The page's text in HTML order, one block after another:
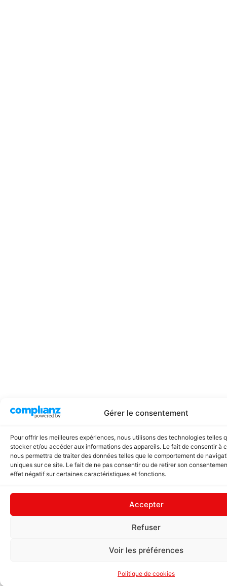
Gérer le consentement
Pour offrir les meilleures expériences, nous utilisons des technologies telles
stocker et/ou accéder aux informations des appareils. Le fait de consentir à
nous permettra de traiter des données telles que le comportement de
uniques sur ce site. Le fait de ne pas consentir ou de retirer son
effet négatif sur certaines caractéristiques et fonctions.
Accepter
Refuser
Voir les préférences
Politique de cookies